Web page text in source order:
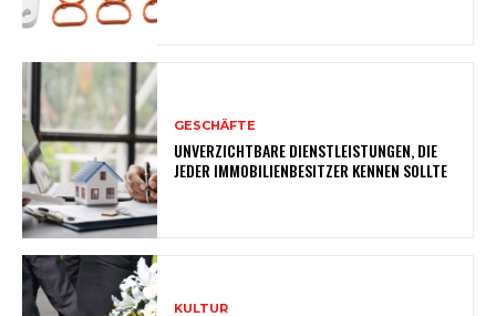
GESCHÄFTE
UNVERZICHTBARE DIENSTLEISTUNGEN, DIE
JEDER IMMOBILIENBESITZER KENNEN SOLLTE
KULTUR